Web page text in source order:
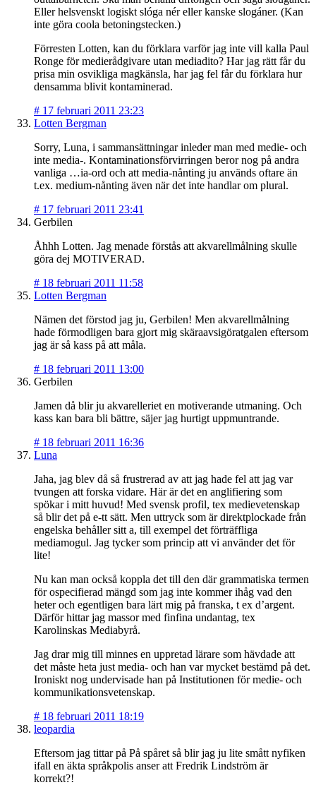
Eller helsvenskt logiskt slóga nér eller kanske slogáner. (Kan
inte göra coola betoningstecken.)
Förresten Lotten, kan du förklara varför jag inte vill kalla Paul
Ronge för medierådgivare utan mediadito? Har jag rätt får du
prisa min osvikliga magkänsla, har jag fel får du förklara hur
densamma blivit kontaminerad.
# 17 februari 2011 23:23
Lotten Bergman
Sorry, Luna, i sammansättningar inleder man med medie- och
inte media-. Kontaminationsförvirringen beror nog på andra
vanliga …ia-ord och att media-nånting ju används oftare än
t.ex. medium-nånting även när det inte handlar om plural.
# 17 februari 2011 23:41
Gerbilen
Åhhh Lotten. Jag menade förstås att akvarellmålning skulle
göra dej MOTIVERAD.
# 18 februari 2011 11:58
Lotten Bergman
Nämen det förstod jag ju, Gerbilen! Men akvarellmålning
hade förmodligen bara gjort mig skäraavsigöratgalen eftersom
jag är så kass på att måla.
# 18 februari 2011 13:00
Gerbilen
Jamen då blir ju akvarelleriet en motiverande utmaning. Och
kass kan bara bli bättre, säjer jag hurtigt uppmuntrande.
# 18 februari 2011 16:36
Luna
Jaha, jag blev då så frustrerad av att jag hade fel att jag var
tvungen att forska vidare. Här är det en anglifiering som
spökar i mitt huvud! Med svensk profil, tex medievetenskap
så blir det på e-tt sätt. Men uttryck som är direktplockade från
engelska behåller sitt a, till exempel det förträffliga
mediamogul. Jag tycker som princip att vi använder det för
lite!
Nu kan man också koppla det till den där grammatiska termen
för ospecifierad mängd som jag inte kommer ihåg vad den
heter och egentligen bara lärt mig på franska, t ex d’argent.
Därför hittar jag massor med finfina undantag, tex
Karolinskas Mediabyrå.
Jag drar mig till minnes en uppretad lärare som hävdade att
det måste heta just media- och han var mycket bestämd på det.
Ironiskt nog undervisade han på Institutionen för medie- och
kommunikationsvetenskap.
# 18 februari 2011 18:19
leopardia
Eftersom jag tittar på På spåret så blir jag ju lite smått nyfiken
ifall en äkta språkpolis anser att Fredrik Lindström är
korrekt?!